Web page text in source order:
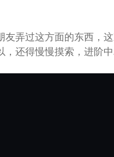
弄过这方面的东西，这
，还得慢慢摸索，进阶